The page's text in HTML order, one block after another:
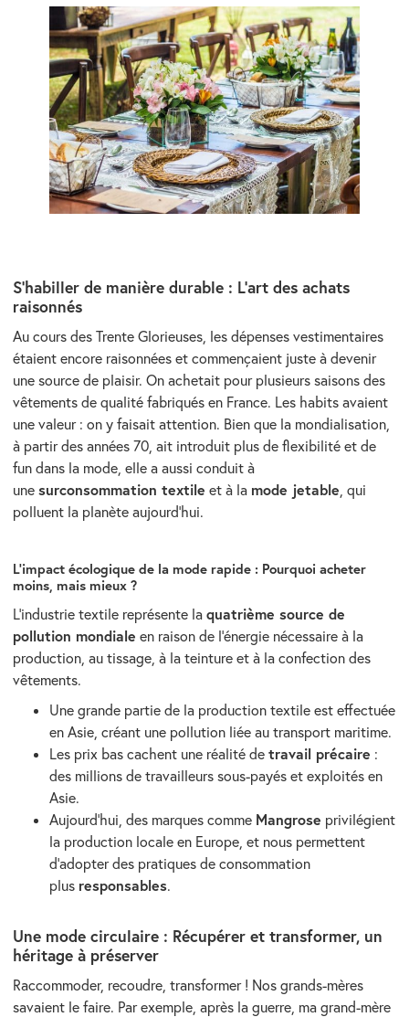
S’habiller de manière durable : L’art des achats
raisonnés
Au cours des Trente Glorieuses, les dépenses vestimentaires
étaient encore raisonnées et commençaient juste à devenir
une source de plaisir. On achetait pour plusieurs saisons des
vêtements de qualité fabriqués en France. Les habits avaient
une valeur : on y faisait attention. Bien que la mondialisation,
à partir des années 70, ait introduit plus de flexibilité et de
fun dans la mode, elle a aussi conduit à
une surconsommation textile et à la mode jetable , qui
polluent la planète aujourd’hui.
L’impact écologique de la mode rapide : Pourquoi acheter
moins, mais mieux ?
L’industrie textile représente la quatrième source de
pollution mondiale en raison de l’énergie nécessaire à la
production, au tissage, à la teinture et à la confection des
vêtements.
Une grande partie de la production textile est effectuée
en Asie, créant une pollution liée au transport maritime.
Les prix bas cachent une réalité de travail précaire :
des millions de travailleurs sous-payés et exploités en
Asie.
Aujourd’hui, des marques comme Mangrose privilégient
la production locale en Europe, et nous permettent
d’adopter des pratiques de consommation
plus responsables.
Une mode circulaire : Récupérer et transformer, un
héritage à préserver
Raccommoder, recoudre, transformer ! Nos grands-mères
savaient le faire. Par exemple, après la guerre, ma grand-mère